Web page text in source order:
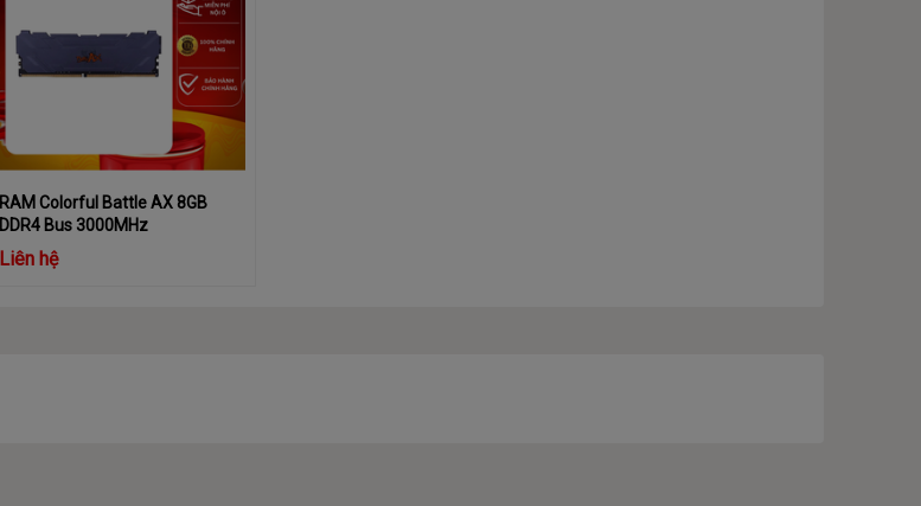
RAM Colorful Battle AX 8GB
DDR4 Bus 3000MHz
Liên hệ